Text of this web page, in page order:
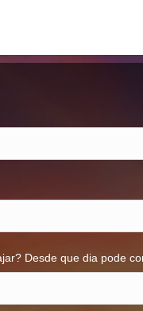
Desde que dia pode